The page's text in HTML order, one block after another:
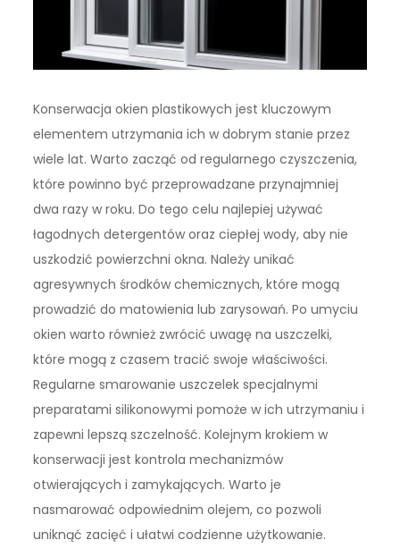
Konserwacja okien plastikowych jest kluczowym
elementem utrzymania ich w dobrym stanie przez
wiele lat. Warto zacząć od regularnego czyszczenia,
które powinno być przeprowadzane przynajmniej
dwa razy w roku. Do tego celu najlepiej używać
łagodnych detergentów oraz ciepłej wody, aby nie
uszkodzić powierzchni okna. Należy unikać
agresywnych środków chemicznych, które mogą
prowadzić do matowienia lub zarysowań. Po umyciu
okien warto również zwrócić uwagę na uszczelki,
które mogą z czasem tracić swoje właściwości.
Regularne smarowanie uszczelek specjalnymi
preparatami silikonowymi pomoże w ich utrzymaniu i
zapewni lepszą szczelność. Kolejnym krokiem w
konserwacji jest kontrola mechanizmów
otwierających i zamykających. Warto je
nasmarować odpowiednim olejem, co pozwoli
uniknąć zacięć i ułatwi codzienne użytkowanie.